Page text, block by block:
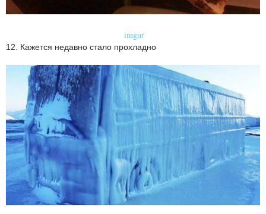
imgur
12. Кажется недавно стало прохладно